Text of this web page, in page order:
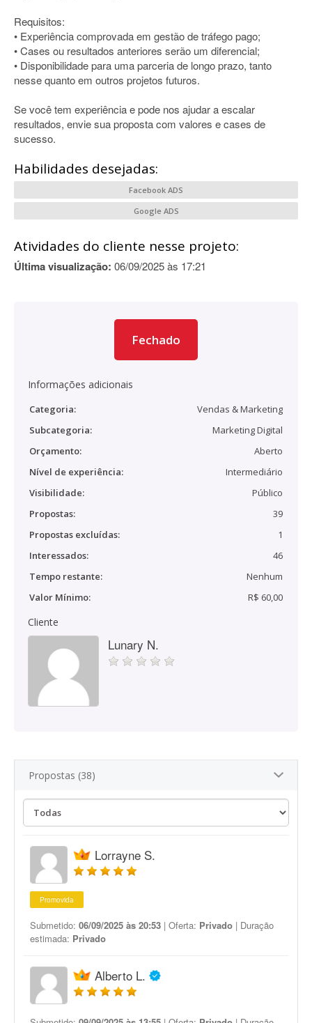
Requisitos:
• Experiência comprovada em gestão de tráfego pago;
• Cases ou resultados anteriores serão um diferencial;
• Disponibilidade para uma parceria de longo prazo, tanto
nesse quanto em outros projetos futuros.
Se você tem experiência e pode nos ajudar a escalar
resultados, envie sua proposta com valores e cases de
sucesso.
Habilidades desejadas:
Facebook ADS
Google ADS
Atividades do cliente nesse projeto:
Última visualização: 06/09/2025 às 17:21
Fechado
Informações adicionais
Categoria:
Vendas & Marketing
Subcategoria:
Marketing Digital
Orçamento:
Aberto
Nível de experiência:
Intermediário
Visibilidade:
Público
Propostas:
39
Propostas excluídas:
1
Interessados:
46
Tempo restante:
Nenhum
Valor Mínimo:
R$ 60,00
Cliente
Lunary N.
Propostas (38)
Lorrayne S.
Promovida
Submetido: 06/09/2025 às 20:53 | Oferta: Privado | Duração
estimada: Privado
Alberto L.